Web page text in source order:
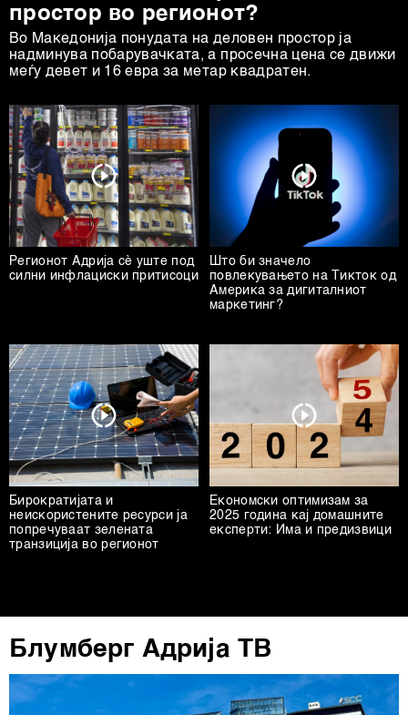
простор во регионот?
Во Македонија понудата на деловен простор ја
надминува побарувачката, а просечна цена се движи
меѓу девет и 16 евра за метар квадратен.
Регионот Адриjа сè уште под
силни инфлациски притисоци
Што би значело
повлекувањето на Тикток од
Америка за дигиталниот
маркетинг?
Бирократијата и
неискористените ресурси ја
попречуваат зелената
транзиција во регионот
Економски оптимизам за
2025 година кај домашните
експерти: Има и предизвици
Блумберг Адрија ТВ